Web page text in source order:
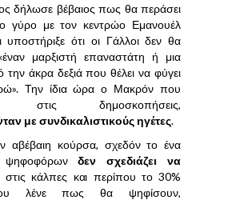
δήλωσε βέβαιος πως θα περάσει
γύρο με τον κεντρώο Εμανουέλ
υποστήριξε ότι οι Γάλλοι δεν θα
μαρξιστή επαναστάτη ή μια
την άκρα δεξιά που θέλει να φύγει
Την ίδια ώρα ο Μακρόν που
στις δημοσκοπήσεις,
με συνδικαλιστικούς ηγέτες.
αβέβαιη κούρσα, σχεδόν το ένα
ψηφοφόρωνδεν σχεδιάζει να
στις κάλπες και περίπου το 30%
λένε πως θα ψηφίσουν,